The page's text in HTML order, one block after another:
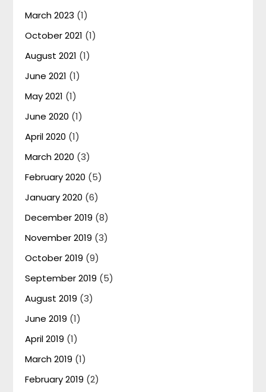
March 2023 (1)
October 2021 (1)
August 2021 (1)
June 2021 (1)
May 2021 (1)
June 2020 (1)
April 2020 (1)
March 2020 (3)
February 2020 (5)
January 2020 (6)
December 2019 (8)
November 2019 (3)
October 2019 (9)
September 2019 (5)
August 2019 (3)
June 2019 (1)
April 2019 (1)
March 2019 (1)
February 2019 (2)